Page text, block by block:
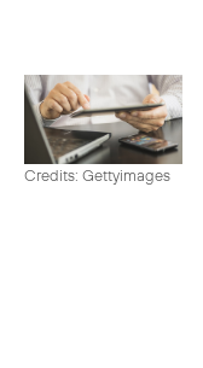
Credits: Gettyimages